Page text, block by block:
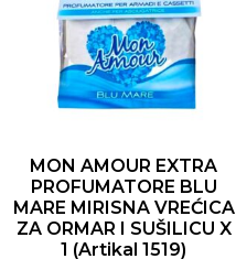
MON AMOUR EXTRA
PROFUMATORE BLU
MARE MIRISNA VREĆICA
ZA ORMAR I SUŠILICU X
1 (Artikal 1519)